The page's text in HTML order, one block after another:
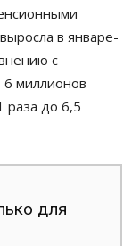
в январе-
с
миллионов
раза до 6,5
для